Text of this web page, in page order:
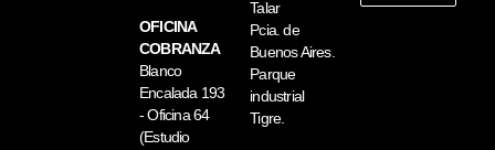
OFICINA
COBRANZA
Blanco
Encalada 193
- Oficina 64
(Estudio
Talar
Pcia. de
Buenos Aires.
Parque
industrial
Tigre.